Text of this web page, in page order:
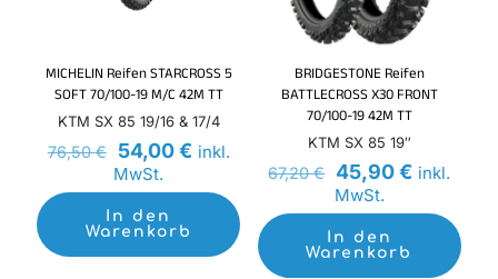
MICHELIN Reifen STARCROSS 5
SOFT 70/100-19 M/C 42M TT
KTM SX 85 19/16 & 17/4
76,50€
Ursprünglicher
Preis
war:
76,50 €
54,00€Aktueller
ist:
54,00 €.
inkl.
MwSt.
In den
Warenkorb
BRIDGESTONE Reifen
BATTLECROSS X30 FRONT
70/100-19 42M TT
KTM SX 85 19″
67,20€ Ursprünglicher
Preis
war:
67,20 €
45,90€ Aktueller
ist:
45,90 €.
inkl.
MwSt.
In den
Warenkorb